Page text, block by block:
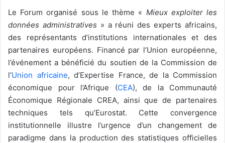
Le Forum organisé sous le thème « Mieux exploiter les
données administratives » a réuni des experts africains,
des représentants d’institutions internationales et des
partenaires européens. Financé par l’Union européenne,
l’événement a bénéficié du soutien de la Commission de
l’Union africaine, d’Expertise France, de la Commission
économique pour l’Afrique (CEA), de la Communauté
Économique Régionale CREA, ainsi que de partenaires
techniques tels qu’Eurostat. Cette convergence
institutionnelle illustre l’urgence d’un changement de
paradigme dans la production des statistiques officielles